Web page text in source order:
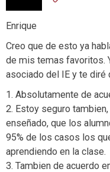
Enrique
Creo que de esto ya
de mis temas favoritos.
asociado del IE y te
1. Absolutamente de
2. Estoy seguro
enseñado, que los
95% de los casos los
aprendiendo en la clase.
3. Tambien de acuerdo